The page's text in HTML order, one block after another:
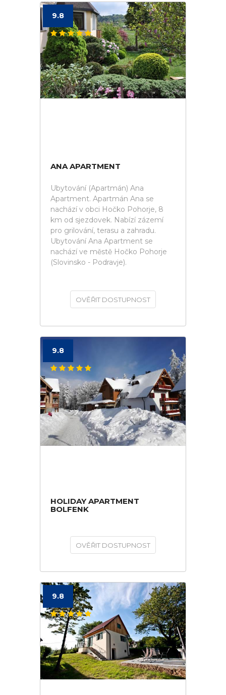
9.8
ANA APARTMENT
Ubytování (Apartmán) Ana
Apartment. Apartmán Ana se
nachází v obci Hočko Pohorje, 8
km od sjezdovek. Nabízí zázemí
pro grilování, terasu a zahradu.
Ubytování Ana Apartment se
nachází ve městě Hočko Pohorje
(Slovinsko - Podravje).
OVĚŘIT DOSTUPNOST
9.8
HOLIDAY APARTMENT
BOLFENK
OVĚŘIT DOSTUPNOST
9.8